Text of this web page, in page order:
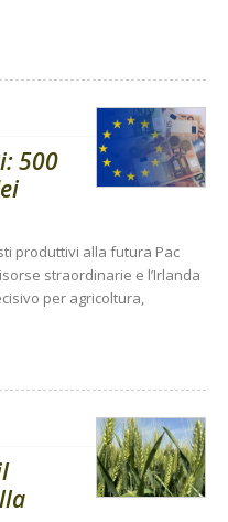
500
produttivi alla futura Pac
straordinarie e l’Irlanda
per agricoltura,